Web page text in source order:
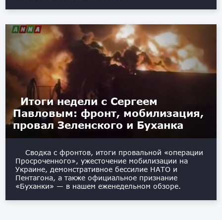
Итоги недели с Сергеем
Павловым: фронт, мобилизация,
провал Зеленского и Буханка
Сводка с фронтов, итоги провальной «операции
Просроченного», ужесточение мобилизации на
Украине, демонстративное бессилие НАТО и
Пентагона, а также официальное признание
«Буханки» — в нашем еженедельном обзоре.